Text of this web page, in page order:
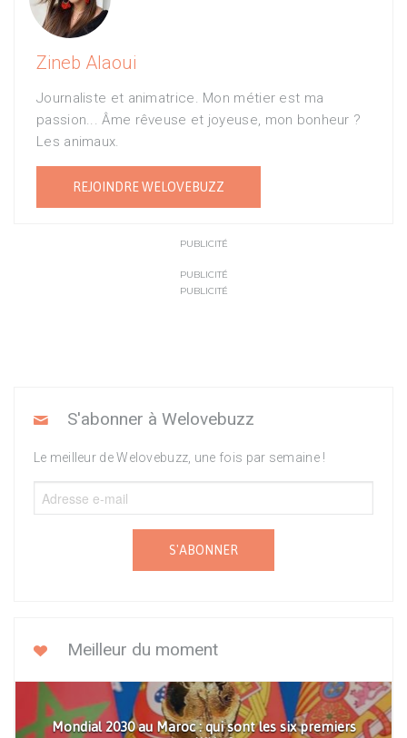
Zineb Alaoui
Journaliste et animatrice. Mon métier est ma
passion... Âme rêveuse et joyeuse, mon bonheur ?
Les animaux.
REJOINDRE WELOVEBUZZ
PUBLICITÉ
PUBLICITÉ
PUBLICITÉ
S'abonner à Welovebuzz
Le meilleur de Welovebuzz, une fois par semaine !
S'ABONNER
Meilleur du moment
Mondial 2030 au Maroc : qui sont les six premiers